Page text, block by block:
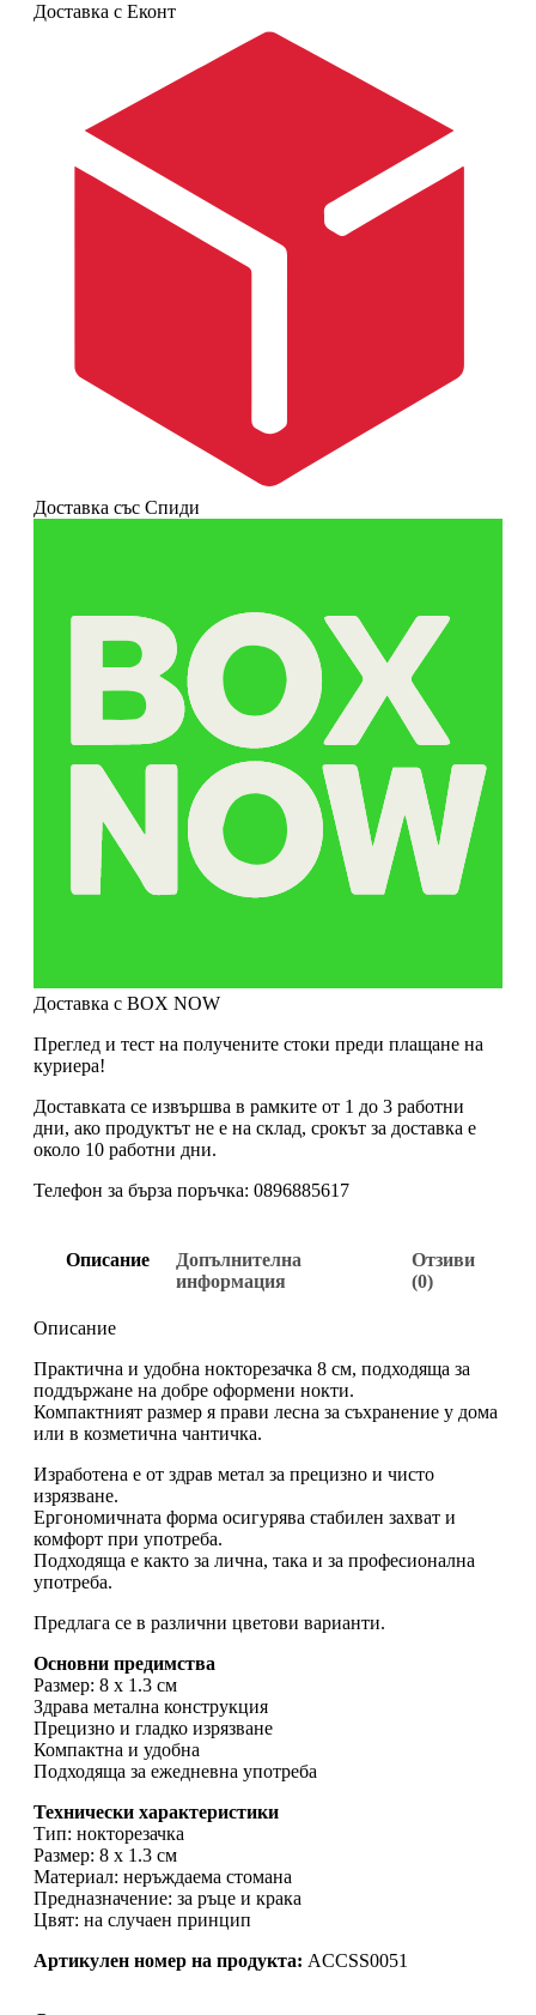
Доставка с Еконт
Доставка със Спиди
Доставка с BOX NOW
Преглед и тест на получените стоки преди плащане на
куриера!
Доставката се извършва в рамките от 1 до 3 работни
дни, ако продуктът не е на склад, срокът за доставка е
около 10 работни дни.
Телефон за бърза поръчка: 0896885617
Описание
Допълнителна
информация
Отзиви
(0)
Описание
Практична и удобна нокторезачка 8 см, подходяща за
поддържане на добре оформени нокти.
Компактният размер я прави лесна за съхранение у дома
или в козметична чантичка.
Изработена е от здрав метал за прецизно и чисто
изрязване.
Ергономичната форма осигурява стабилен захват и
комфорт при употреба.
Подходяща е както за лична, така и за професионална
употреба.
Предлага се в различни цветови варианти.
Основни предимства
Размер: 8 x 1.3 см
Здрава метална конструкция
Прецизно и гладко изрязване
Компактна и удобна
Подходяща за ежедневна употреба
Технически характеристики
Тип: нокторезачка
Размер: 8 x 1.3 см
Материал: неръждаема стомана
Предназначение: за ръце и крака
Цвят: на случаен принцип
Артикулен номер на продукта: ACCSS0051